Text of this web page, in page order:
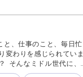
と、仕事のこと、毎日忙
変わりを感じられていま
そんなミドル世代に、
ブルーベリーアイ』で